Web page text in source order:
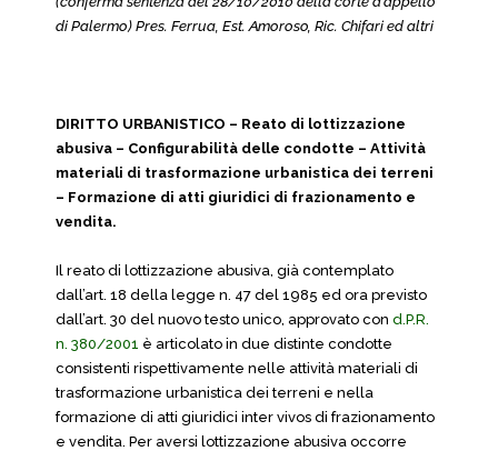
di Palermo) Pres. Ferrua, Est. Amoroso, Ric. Chifari ed altri
DIRITTO URBANISTICO – Reato di lottizzazione
abusiva – Configurabilità delle condotte – Attività
materiali di trasformazione urbanistica dei terreni
– Formazione di atti giuridici di frazionamento e
vendita.
Il reato di lottizzazione abusiva, già contemplato
dall’art. 18 della legge n. 47 del 1985 ed ora previsto
dall’art. 30 del nuovo testo unico, approvato con d.P.R.
n. 380/2001 è articolato in due distinte condotte
consistenti rispettivamente nelle attività materiali di
trasformazione urbanistica dei terreni e nella
formazione di atti giuridici inter vivos di frazionamento
e vendita. Per aversi lottizzazione abusiva occorre